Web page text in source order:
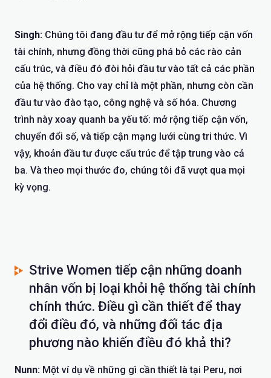
Singh: Chúng tôi đang đầu tư để mở rộng tiếp cận vốn
tài chính, nhưng đồng thời cũng phá bỏ các rào cản
cấu trúc, và điều đó đòi hỏi đầu tư vào tất cả các phần
của hệ thống. Cho vay chỉ là một phần, nhưng còn cần
đầu tư vào đào tạo, công nghệ và số hóa. Chương
trình này xoay quanh ba yếu tố: mở rộng tiếp cận vốn,
chuyển đổi số, và tiếp cận mạng lưới cùng tri thức. Vì
vậy, khoản đầu tư được cấu trúc để tập trung vào cả
ba. Và theo mọi thước đo, chúng tôi đã vượt qua mọi
kỳ vọng.
Strive Women tiếp cận những doanh
nhân vốn bị loại khỏi hệ thống tài chính
chính thức. Điều gì cần thiết để thay
đổi điều đó, và những đối tác địa
phương nào khiến điều đó khả thi?
Nunn: Một ví dụ về những gì cần thiết là tại Peru, nơi